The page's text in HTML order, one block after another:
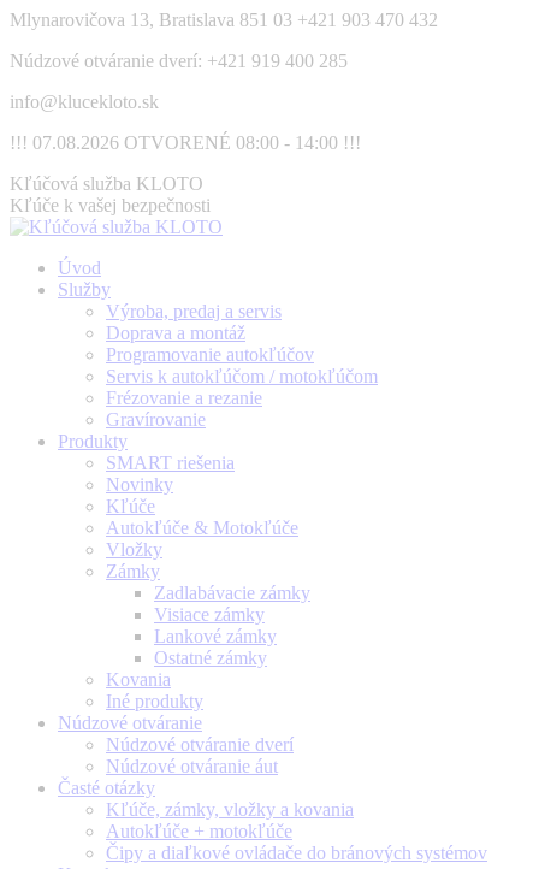
Skip
content
Mlynarovičova 13, Bratislava 851 03 +421 903 470 432
Núdzové otváranie dverí: +421 919 400 285
info@klucekloto.sk
!!! 07.08.2026 OTVORENÉ 08:00 - 14:00 !!!
Facebook
page
opens
new
window
Kľúčová služba KLOTO
Kľúče k vašej bezpečnosti
Úvod
Služby
Výroba, predaj a servis
Doprava a montáž
Programovanie autokľúčov
Servis k autokľúčom / motokľúčom
Frézovanie a rezanie
Gravírovanie
Produkty
SMART riešenia
Novinky
Kľúče
Autokľúče & Motokľúče
Vložky
Zámky
Zadlabávacie zámky
Visiace zámky
Lankové zámky
Ostatné zámky
Kovania
Iné produkty
Núdzové otváranie
Núdzové otváranie dverí
Núdzové otváranie áut
Časté otázky
Kľúče, zámky, vložky a kovania
Autokľúče + motokľúče
Čipy a diaľkové ovládače do bránových systémov